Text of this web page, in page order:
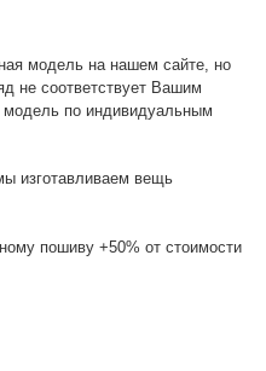
модель на нашем сайте, но
не соответствует Вашим
модель по индивидуальным
изготавливаем вещь
пошиву +50% от стоимости